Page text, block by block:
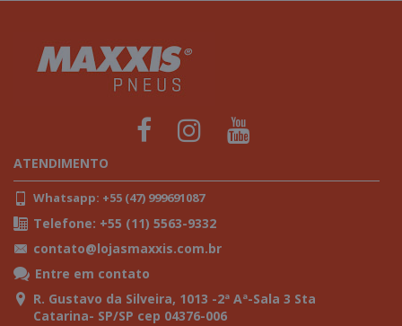
ATENDIMENTO
Whatsapp: +55 (47) 999691087
Telefone: +55 (11) 5563-9332
contato@lojasmaxxis.com.br
Entre em contato
R. Gustavo da Silveira, 1013 -2ª Aª-Sala 3 Sta
Catarina- SP/SP cep 04376-006